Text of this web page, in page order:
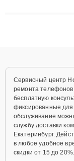
Сервисный центр
ремонта
бесплатную
фиксированные для
обслуживание
службу доставки
Екатеринбург.
в любое удобное
скидки от 15 до 20%.